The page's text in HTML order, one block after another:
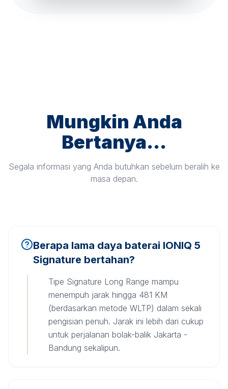
Mungkin Anda
Bertanya...
Segala informasi yang Anda butuhkan sebelum beralih ke
masa depan.
Berapa lama daya baterai IONIQ 5
Signature bertahan?
Tipe Signature Long Range mampu
menempuh jarak hingga 481 KM
(berdasarkan metode WLTP) dalam sekali
pengisian penuh. Jarak ini lebih dari cukup
untuk perjalanan bolak-balik Jakarta -
Bandung sekalipun.